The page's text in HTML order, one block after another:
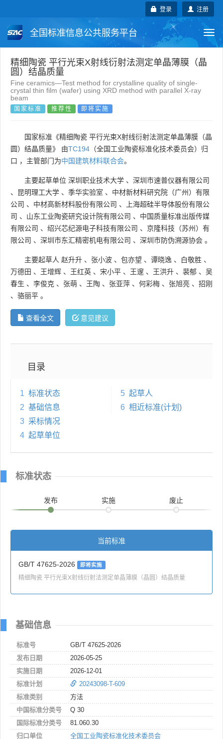
注册
登录
全国标准信息公共服务平台
国家标准 行业标准 地方标准
团体标准 企业标准 国际标准
国外标准 技术委员会
精细陶瓷 平行光束X射线衍射法测定单晶薄膜（晶
圆）结晶质量
Fine ceramics—Test method for crystalline quality of single-
crystal thin film (wafer) using XRD method with parallel X-ray
beam
国家标准 推荐性 即将实施
国家标准《精细陶瓷 平行光束X射线衍射法测定单晶薄膜（晶
圆）结晶质量》 由TC194 （全国工业陶瓷标准化技术委员会）归
口 ，主管部门为中国建筑材料联合会。
主要起草单位 深圳职业技术大学 、 深圳市速普仪器有限公司
、
昆明理工大学 、 季华实验室 、 中材新材料研究院（广州）有限
公司 、 中材高新材料股份有限公司 、
上海超硅半导体股份有限公
司 、 山东工业陶瓷研究设计院有限公司 、 中国质量标准出版传媒
有限公司 、 绍兴芯纪源电子科技有限公司 、 京隆科技（苏州）有
限公司 、 深圳市东汇精密机电有限公司 、 深圳市防伪溯源协会 。
主要起草人 赵升升 、 张小波 、 包亦望 、 谭晓逸 、 白敬胜 、
万德田 、 王增辉 、 王红英 、 宋小平 、 王邃 、 王洪升 、 裴郁 、 吴
春生 、 李俊克 、 张萌 、 王陶 、 张亚萍 、 何彩梅 、 张旭亮 、 招刚
、 骆丽平 。
查看全文 意见建议
目录
1 标准状态
2 基础信息
3 采标情况
4 起草单位
5 起草人
6 相近标准(计划)
标准状态
发布 实施 废止
当前标准
GB/T 47625-2026 即将实施
精细陶瓷 平行光束X射线衍射法测定单晶薄膜（晶圆）结晶质量
基础信息
标准号
GB/T 47625-2026
发布日期
2026-05-25
实施日期
2026-12-01
标准计划
20243098-T-609
标准类别
方法
中国标准分类号
Q 30
国际标准分类号
81.060.30
归口单位
全国工业陶瓷标准化技术委员会